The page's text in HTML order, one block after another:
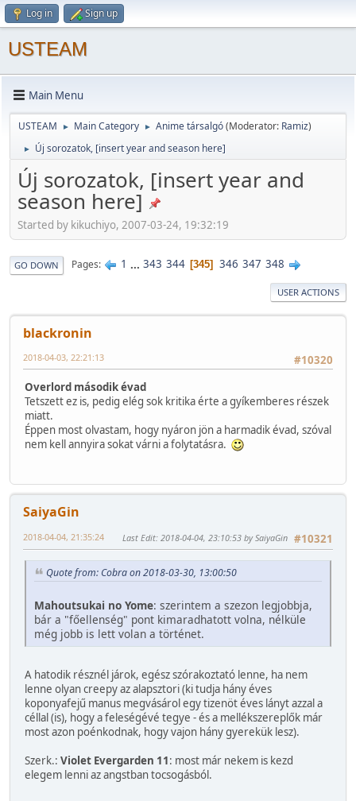
Log in Sign up
USTEAM
Main Menu
USTEAM ► Main Category ► Anime társalgó(Moderator: Ramiz)
► Új sorozatok, [insert year and season here]
Új sorozatok, [insert year and
season here]
Started by kikuchiyo, 2007-03-24, 19:32:19
GO DOWN Pages 1 ... 343 344 345 346 347 348
USER ACTIONS
blackronin
#10320
2018-04-03, 22:21:13
Overlord második évad
Tetszett ez is, pedig elég sok kritika érte a gyíkemberes részek
miatt.
Éppen most olvastam, hogy nyáron jön a harmadik évad, szóval
nem kell annyira sokat várni a folytatásra.
SaiyaGin
#10321
2018-04-04, 21:35:24 Last Edit: 2018-04-04, 23:10:53 by SaiyaGin
Quote from: Cobra on 2018-03-30, 13:00:50
Mahoutsukai no Yome: szerintem a szezon legjobbja,
bár a "főellenség" pont kimaradhatott volna, nélküle
még jobb is lett volan a történet.
A hatodik résznél járok, egész szórakoztató lenne, ha nem
lenne olyan creepy az alapsztori (ki tudja hány éves
koponyafejű manus megvásárol egy tizenöt éves lányt azzal a
céllal (is), hogy a feleségévé tegye - és a mellékszereplők már
most azon poénkodnak, hogy vajon hány gyerekük lesz).
Szerk.: Violet Evergarden 11: most már nekem is kezd
elegem lenni az angstban tocsogásból.